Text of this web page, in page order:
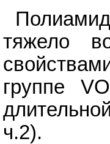
тяжело
группе
ч.2).